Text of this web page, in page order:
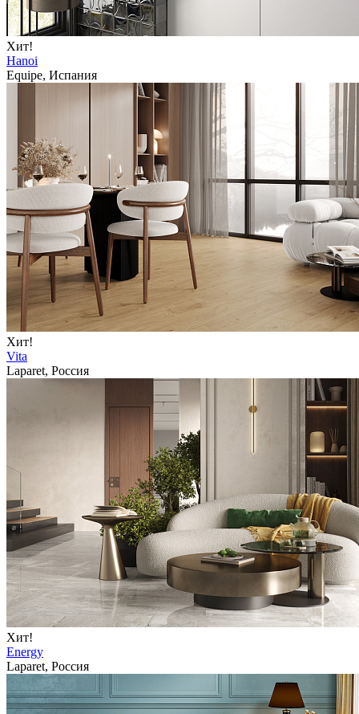
Хит!
Hanoi
Equipe, Испания
Хит!
Vita
Laparet, Россия
Хит!
Energy
Laparet, Россия